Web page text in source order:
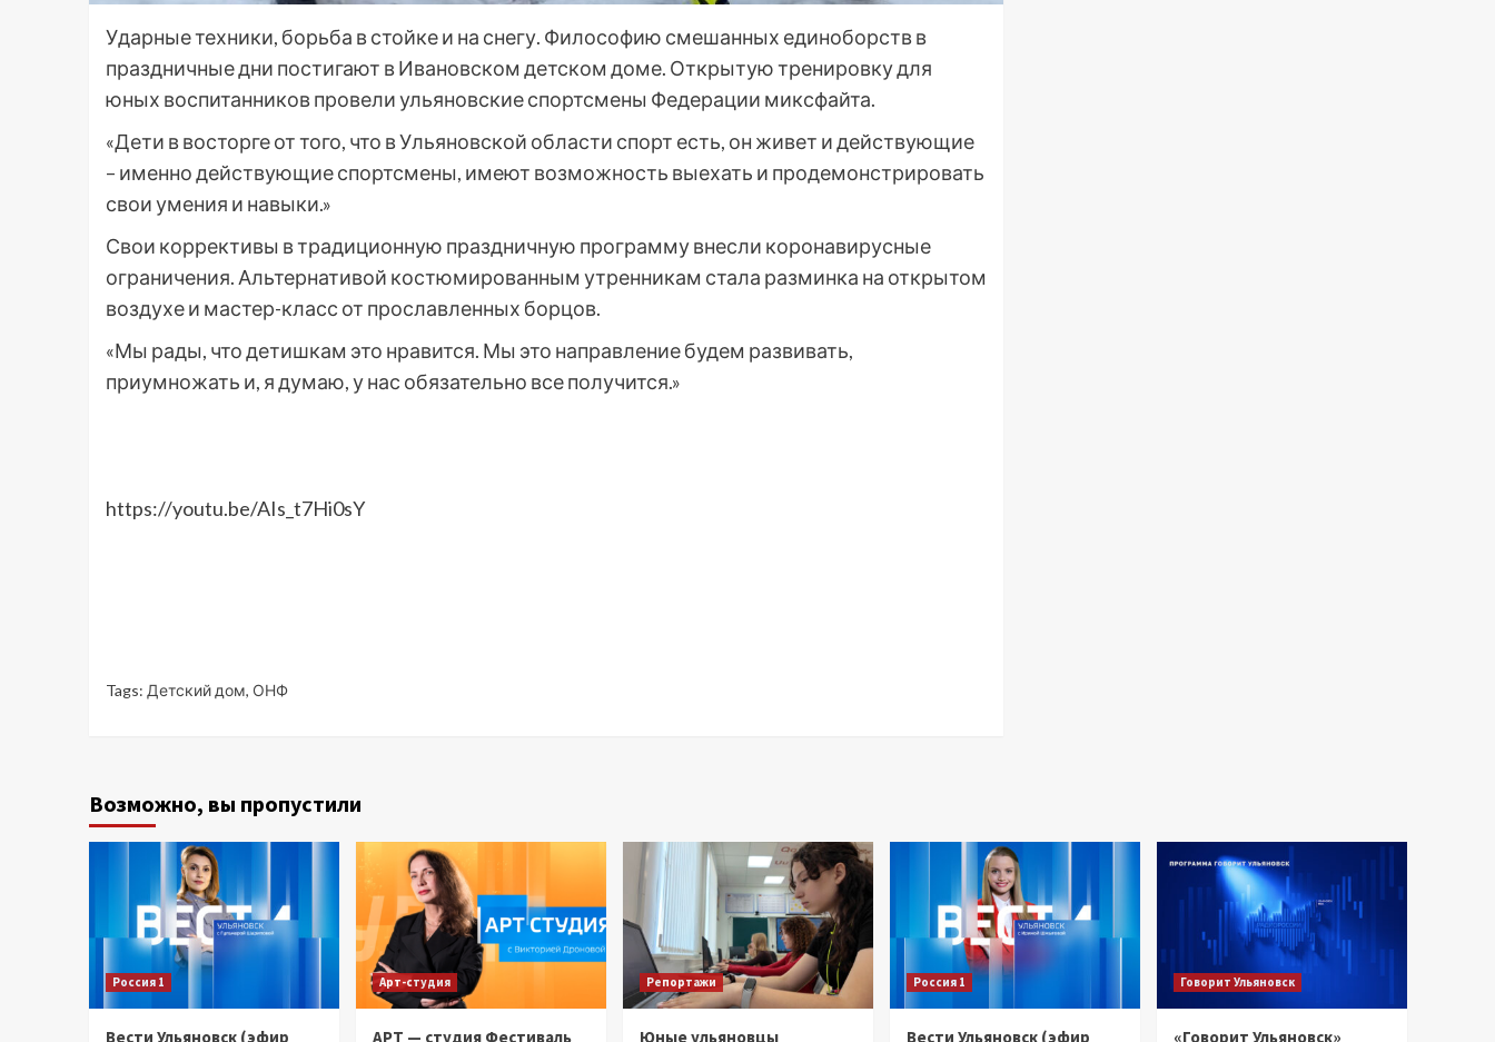
Ударные техники, борьба в стойке и на снегу. Философию смешанных единоборств в
праздничные дни постигают в Ивановском детском доме. Открытую тренировку для
юных воспитанников провели ульяновские спортсмены Федерации миксфайта.
«Дети в восторге от того, что в Ульяновской области спорт есть, он живет и действующие
– именно действующие спортсмены, имеют возможность выехать и продемонстрировать
свои умения и навыки.»
Свои коррективы в традиционную праздничную программу внесли коронавирусные
ограничения. Альтернативой костюмированным утренникам стала разминка на открытом
воздухе и мастер-класс от прославленных борцов.
«Мы рады, что детишкам это нравится. Мы это направление будем развивать,
приумножать и, я думаю, у нас обязательно все получится.»
https://youtu.be/AIs_t7Hi0sY
Tags: Детский дом, ОНФ
Возможно, вы пропустили
Россия 1
Вести Ульяновск (эфир
Арт-студия
АРТ — студия Фестиваль
Репортажи
Юные ульяновцы
Россия 1
Вести Ульяновск (эфир
Говорит Ульяновск
«Говорит Ульяновск»